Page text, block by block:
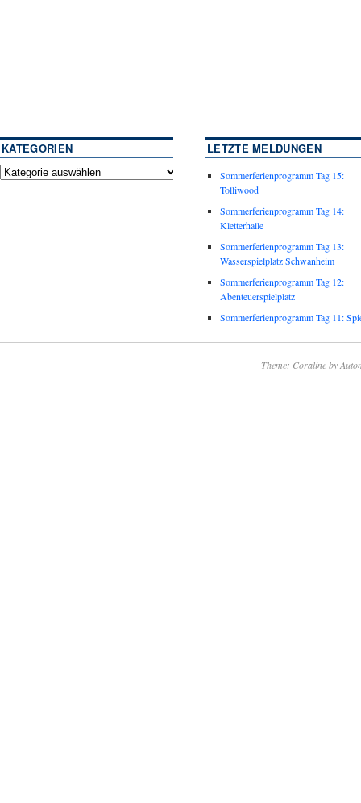
KATEGORIEN LETZTE MELDUNGEN
Sommerferienprogramm Tag 15:
Tolliwood
Sommerferienprogramm Tag 14:
Kletterhalle
Sommerferienprogramm Tag 13:
Wasserspielplatz Schwanheim
Sommerferienprogramm Tag 12:
Abenteuerspielplatz
Sommerferienprogramm Tag 11:
Theme: Coraline by